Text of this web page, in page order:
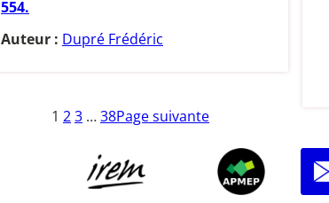
554.
Auteur : Dupré Frédéric
1 23 …38Page suivante